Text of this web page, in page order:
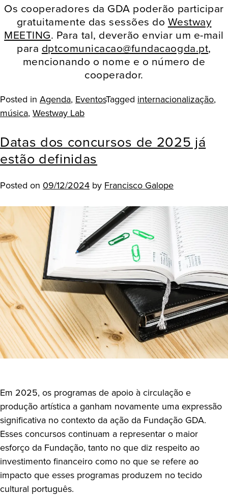
Os cooperadores da GDA poderão participar
gratuitamente das sessões do Westway
MEETING. Para tal, deverão enviar um e-mail
para dptcomunicacao@fundacaogda.pt,
mencionando o nome e o número de
cooperador.
Posted in Agenda, EventosTagged internacionalização,
música, Westway Lab
Datas dos concursos de 2025 já
estão definidas
Posted on 09/12/2024 by Francisco Galope
Em 2025, os programas de apoio à circulação e
produção artística a ganham novamente uma expressão
significativa no contexto da ação da Fundação GDA.
Esses concursos continuam a representar o maior
esforço da Fundação, tanto no que diz respeito ao
investimento financeiro como no que se refere ao
impacto que esses programas produzem no tecido
cultural português.